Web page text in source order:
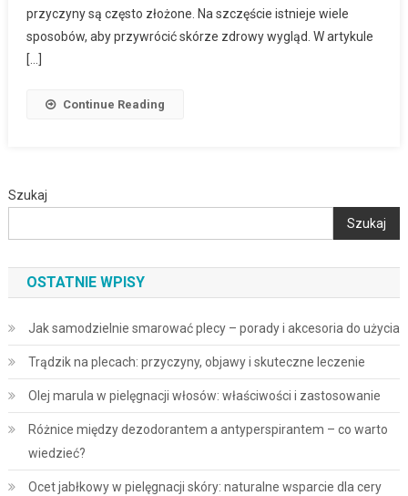
przyczyny są często złożone. Na szczęście istnieje wiele
sposobów, aby przywrócić skórze zdrowy wygląd. W artykule
[…]
Continue Reading
Szukaj
Szukaj
OSTATNIE WPISY
Jak samodzielnie smarować plecy – porady i akcesoria do użycia
Trądzik na plecach: przyczyny, objawy i skuteczne leczenie
Olej marula w pielęgnacji włosów: właściwości i zastosowanie
Różnice między dezodorantem a antyperspirantem – co warto
wiedzieć?
Ocet jabłkowy w pielęgnacji skóry: naturalne wsparcie dla cery